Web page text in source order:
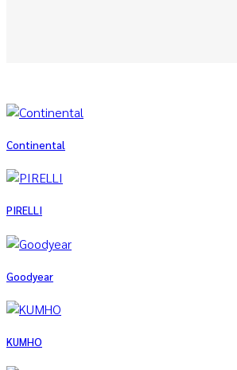
Continental
PIRELLI
Goodyear
KUMHO